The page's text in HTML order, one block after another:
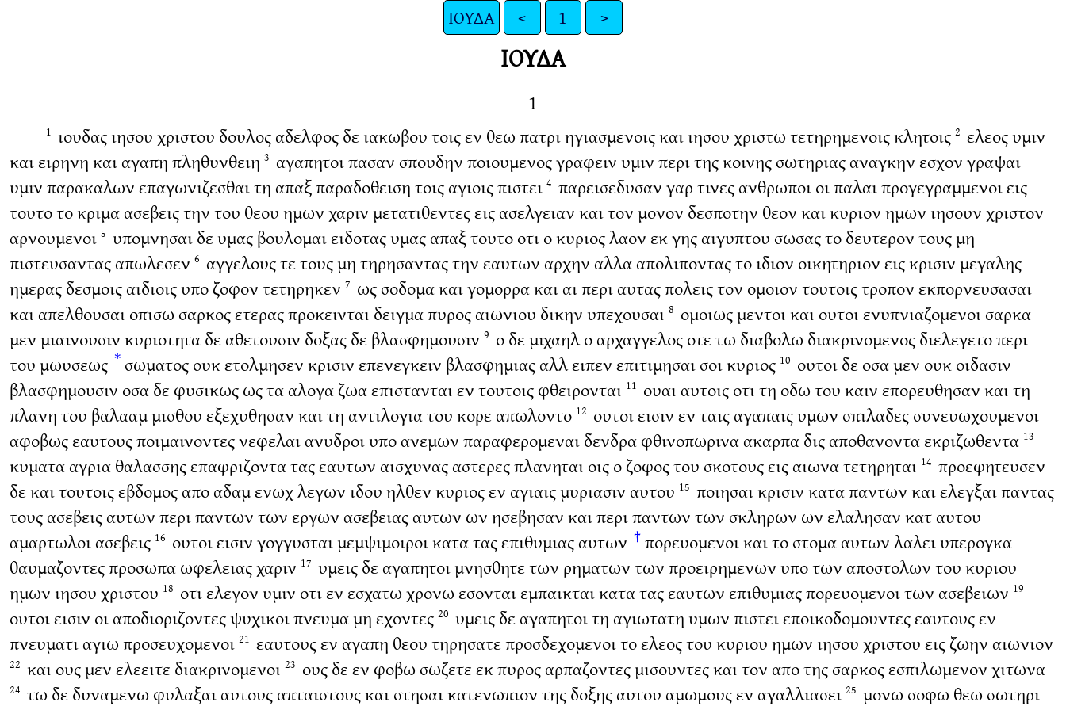
ΙΟΥΔΑ < 1 >
ΙΟΥΔΑ
1
1 ιουδας ιησου χριστου δουλος αδελφος δε ιακωβου τοις εν θεω πατρι ηγιασμενοις και ιησου χριστω τετηρημενοις κλητοις 2 ελεος υμιν
και ειρηνη και αγαπη πληθυνθειη 3 αγαπητοι πασαν σπουδην ποιουμενος γραφειν υμιν περι της κοινης σωτηριας αναγκην εσχον γραψαι
υμιν παρακαλων επαγωνιζεσθαι τη απαξ παραδοθειση τοις αγιοις πιστει 4 παρεισεδυσαν γαρ τινες ανθρωποι οι παλαι προγεγραμμενοι εις
τουτο το κριμα ασεβεις την του θεου ημων χαριν μετατιθεντες εις ασελγειαν και τον μονον δεσποτην θεον και κυριον ημων ιησουν χριστον
αρνουμενοι 5 υπομνησαι δε υμας βουλομαι ειδοτας υμας απαξ τουτο οτι ο κυριος λαον εκ γης αιγυπτου σωσας το δευτερον τους μη
πιστευσαντας απωλεσεν 6 αγγελους τε τους μη τηρησαντας την εαυτων αρχην αλλα απολιποντας το ιδιον οικητηριον εις κρισιν μεγαλης
ημερας δεσμοις αιδιοις υπο ζοφον τετηρηκεν 7 ως σοδομα και γομορρα και αι περι αυτας πολεις τον ομοιον τουτοις τροπον εκπορνευσασαι
και απελθουσαι οπισω σαρκος ετερας προκεινται δειγμα πυρος αιωνιου δικην υπεχουσαι 8 ομοιως μεντοι και ουτοι ενυπνιαζομενοι σαρκα
μεν μιαινουσιν κυριοτητα δε αθετουσιν δοξας δε βλασφημουσιν 9 ο δε μιχαηλ ο αρχαγγελος οτε τω διαβολω διακρινομενος διελεγετο περι
του μωυσεως *σωματος ουκ ετολμησεν κρισιν επενεγκειν βλασφημιας αλλ ειπεν επιτιμησαι σοι κυριος 10 ουτοι δε οσα μεν ουκ οιδασιν
βλασφημουσιν οσα δε φυσικως ως τα αλογα ζωα επιστανται εν τουτοις φθειρονται 11 ουαι αυτοις οτι τη οδω του καιν επορευθησαν και τη
πλανη του βαλααμ μισθου εξεχυθησαν και τη αντιλογια του κορε απωλοντο 12 ουτοι εισιν εν ταις αγαπαις υμων σπιλαδες συνευωχουμενοι
αφοβως εαυτους ποιμαινοντες νεφελαι ανυδροι υπο ανεμων παραφερομεναι δενδρα φθινοπωρινα ακαρπα δις αποθανοντα εκριζωθεντα 13
κυματα αγρια θαλασσης επαφριζοντα τας εαυτων αισχυνας αστερες πλανηται οις ο ζοφος του σκοτους εις αιωνα τετηρηται 14 προεφητευσεν
δε και τουτοις εβδομος απο αδαμ ενωχ λεγων ιδου ηλθεν κυριος εν αγιαις μυριασιν αυτου 15 ποιησαι κρισιν κατα παντων και ελεγξαι παντας
τους ασεβεις αυτων περι παντων των εργων ασεβειας αυτων ων ησεβησαν και περι παντων των σκληρων ων ελαλησαν κατ αυτου
αμαρτωλοι ασεβεις 16 ουτοι εισιν γογγυσται μεμψιμοιροι κατα τας επιθυμιας αυτων †πορευομενοι και το στομα αυτων λαλει υπερογκα
θαυμαζοντες προσωπα ωφελειας χαριν 17 υμεις δε αγαπητοι μνησθητε των ρηματων των προειρημενων υπο των αποστολων του κυριου
ημων ιησου χριστου 18 οτι ελεγον υμιν οτι εν εσχατω χρονω εσονται εμπαικται κατα τας εαυτων επιθυμιας πορευομενοι των ασεβειων 19
ουτοι εισιν οι αποδιοριζοντες ψυχικοι πνευμα μη εχοντες 20 υμεις δε αγαπητοι τη αγιωτατη υμων πιστει εποικοδομουντες εαυτους εν
πνευματι αγιω προσευχομενοι 21 εαυτους εν αγαπη θεου τηρησατε προσδεχομενοι το ελεος του κυριου ημων ιησου χριστου εις ζωην αιωνιον
22 και ους μεν ελεειτε διακρινομενοι 23 ους δε εν φοβω σωζετε εκ πυρος αρπαζοντες μισουντες και τον απο της σαρκος εσπιλωμενον χιτωνα
24 τω δε δυναμενω φυλαξαι αυτους απταιστους και στησαι κατενωπιον της δοξης αυτου αμωμους εν αγαλλιασει 25 μονω σοφω θεω σωτηρι